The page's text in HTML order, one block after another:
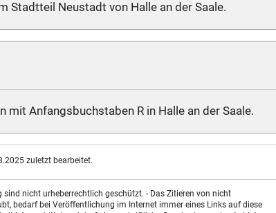
Stadtteil Neustadt von Halle an der Saale.
mit Anfangsbuchstaben R in Halle an der Saale.
zuletzt bearbeitet.
nicht urheberrechtlich geschützt. - Das Zitieren von nicht
bedarf bei Veröffentlichung im Internet immer eines Links auf diese